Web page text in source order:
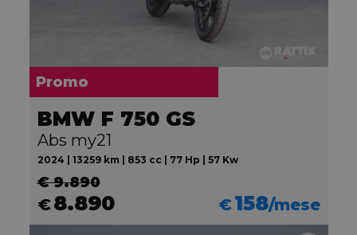
Promo
BMW F 750 GS
Abs my21
2024 | 13259 km | 853 cc | 77 Hp | 57 Kw
€ 9.890
€8.890 €158/mese